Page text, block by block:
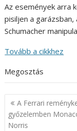
Az események arra
pisiljen a
Schumacher
Tovább a cikkhez
Megosztás
Bejegyzés
navigáció
A Ferrari
győzelemben
Norris